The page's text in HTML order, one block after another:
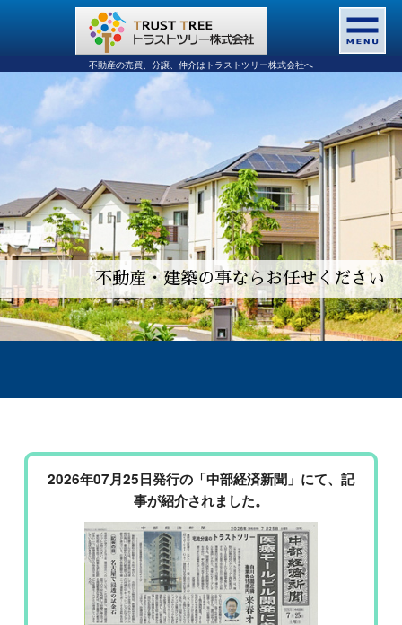
不動産の売買、分譲、仲介はトラストツリー株式会社へ
不動産・建築の事ならお任せください
2026年07月25日発行の「中部経済新聞」にて、記
事が紹介されました。